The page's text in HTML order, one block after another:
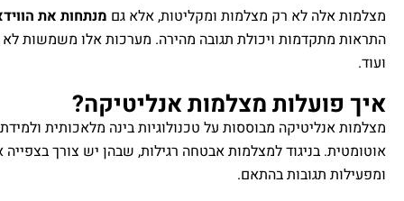
מצלמות אלה לא רק מצלמות ומקליטות, אלא גם מנתחות את
התראות מתקדמות ויכולת תגובה מהירה. מערכות אלו משמשות לא
ועוד.
איך פועלות מצלמות אנליטיקה?
מצלמות אנליטיקה מבוססות על טכנולוגיות בינה מלאכותית
אוטומטית. בניגוד למצלמות אבטחה רגילות, שבהן יש צורך
ומפעילות תגובות בהתאם.